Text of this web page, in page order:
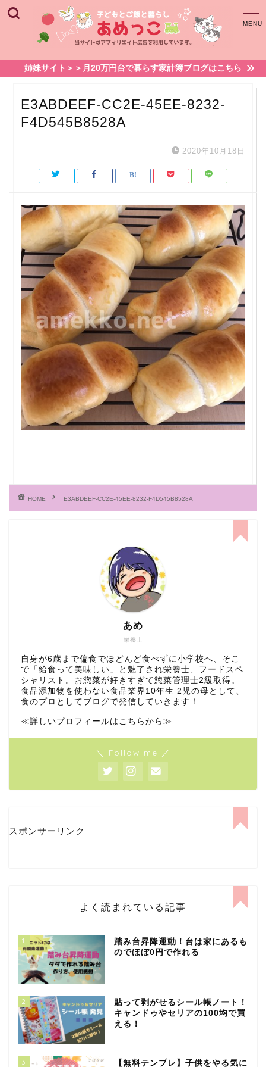
姉妹サイト＞＞月20万円台で暮らす家計簿ブログはこちら
E3ABDEEF-CC2E-45EE-8232-
F4D545B8528A
2020年10月18日
HOME E3ABDEEF-CC2E-45EE-8232-F4D545B8528A
栄養士
あめ
自身が6歳まで偏食でほどんど食べずに小学校へ、そこ
で「給食って美味しい」と魅了され栄養士、フードスペ
シャリスト。お惣菜が好きすぎて惣菜管理士2級取得。
食品添加物を使わない食品業界10年生 2児の母として、
食のプロとしてブログで発信していきます！
≪詳しいプロフィールはこちらから≫
＼ Follow me ／
スポンサーリンク
よく読まれている記事
1
踏み台昇降運動！台は家にあるも
のでほぼ0円で作れる
2
貼って剥がせるシール帳ノート！
キャンドゥやセリアの100均で買
える！
3 【無料テンプレ】子供をやる気に